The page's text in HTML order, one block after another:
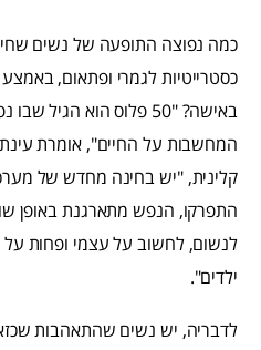
כמה נפוצה התופעה של נשים
כסטרייטיות לגמרי ופתאום,
באישה? "50 פלוס הוא הגיל
המחשבות על החיים", אומרת עינת
קלינית, "יש בחינה מחדש של
התפרקו, הנפש מתארגנת באופן
לנשום, לחשוב על עצמי ופחות על
ילדים".
לדבריה, יש נשים שהתאהבות